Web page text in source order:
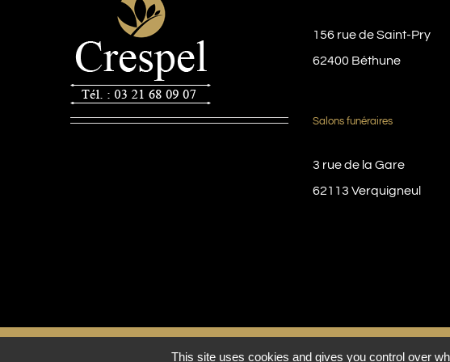
156 rue de Saint-Pry
62400 Béthune
Salons funéraires
3 rue de la Gare
62113 Verquigneul
2026 | Pompes funèbres Crespel
This site uses cookies and gives you control over